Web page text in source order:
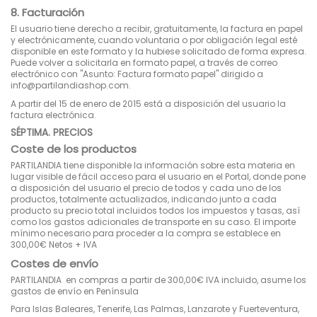
8. Facturación
El usuario tiene derecho a recibir, gratuitamente, la factura en papel
y electrónicamente, cuando voluntaria o por obligación legal esté
disponible en este formato y la hubiese solicitado de forma expresa.
Puede volver a solicitarla en formato papel, a través de correo
electrónico con "Asunto: Factura formato papel" dirigido a
info@partilandiashop.com.
A partir del 15 de enero de 2015 está a disposición del usuario la
factura electrónica.
SÉPTIMA. PRECIOS
Coste de los productos
PARTILANDIA tiene disponible la información sobre esta materia en
lugar visible de fácil acceso para el usuario en el Portal, donde pone
a disposición del usuario el precio de todos y cada uno de los
productos, totalmente actualizados, indicando junto a cada
producto su precio total incluidos todos los impuestos y tasas, así
como los gastos adicionales de transporte en su caso. El importe
mínimo necesario para proceder a la compra se establece en
300,00€ Netos + IVA
Costes de envío
PARTILANDIA en compras a partir de 300,00€ IVA incluido, asume los
gastos de envío en Península
Para Islas Baleares, Tenerife, Las Palmas, Lanzarote y Fuerteventura,